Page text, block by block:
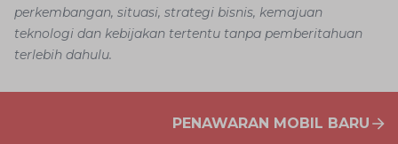
perkembangan, situasi, strategi bisnis, kemajuan
teknologi dan kebijakan tertentu tanpa pemberitahuan
terlebih dahulu.
PENAWARAN MOBIL BARU